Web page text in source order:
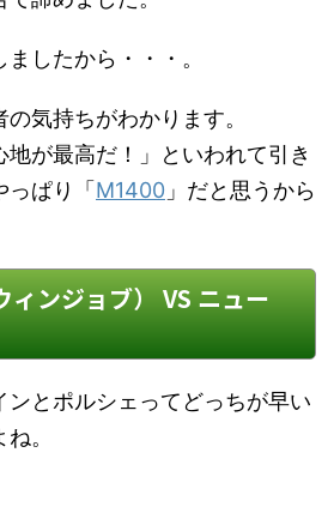
したから・・・。
気持ちがわかります。
が最高だ！」といわれて引き
ぱり「 M1400 」だと思うから
ィンジョブ） VS ニュー
ンとポルシェってどっちが早い
。